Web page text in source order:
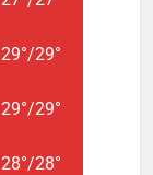
29°/29°
29°/29°
28°/28°